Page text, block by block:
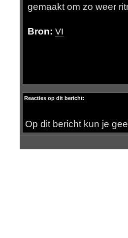
gemaakt om zo weer
Bron: VI
Reacties op dit bericht:
Op dit bericht kun je